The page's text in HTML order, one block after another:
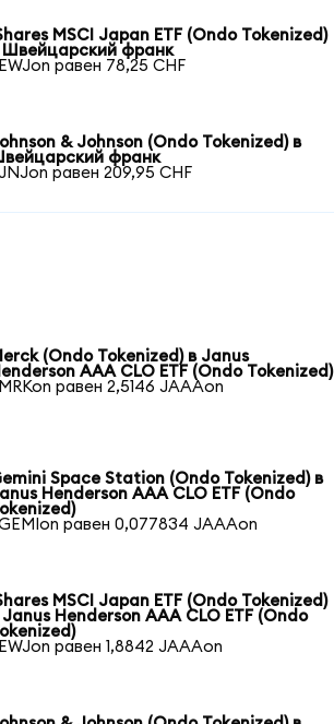
MSCI Japan ETF (Ondo Tokenized)
Швейцарский франк
равен 78,25 CHF
& Johnson (Ondo Tokenized) в
франк
JNJon равен 209,95 CHF
(Ondo Tokenized) в Janus
AAA CLO ETF (Ondo Tokenized)
MRKon равен 2,5146 JAAAon
Space Station (Ondo Tokenized) в
Henderson AAA CLO ETF (Ondo
GEMIon равен 0,077834 JAAAon
MSCI Japan ETF (Ondo Tokenized)
Janus Henderson AAA CLO ETF (Ondo
EWJon равен 1,8842 JAAAon